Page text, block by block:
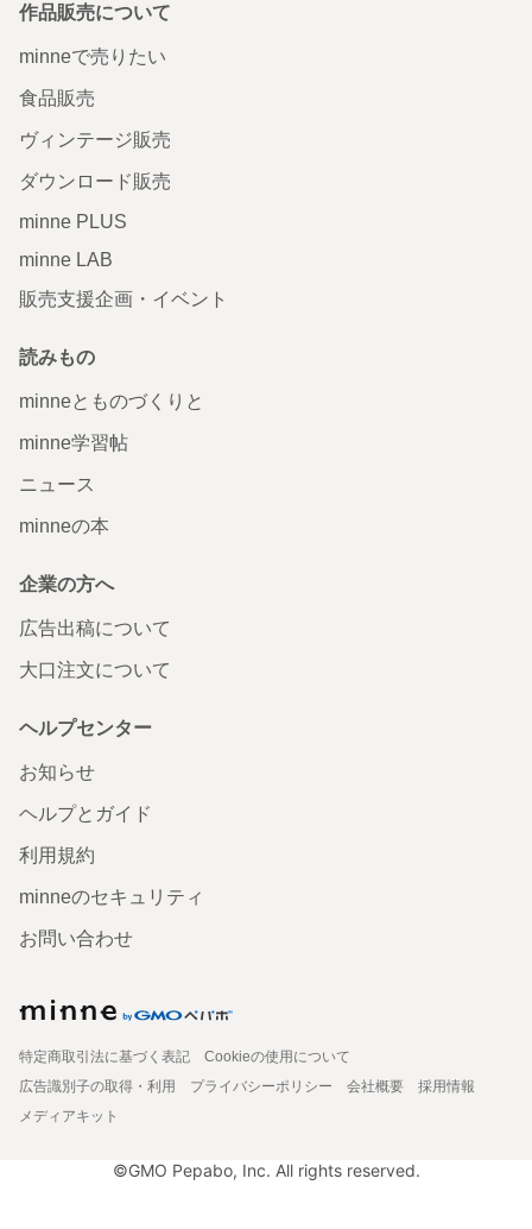
作品販売について
minneで売りたい
食品販売
ヴィンテージ販売
ダウンロード販売
minne PLUS
minne LAB
販売支援企画・イベント
読みもの
minneとものづくりと
minne学習帖
ニュース
minneの本
企業の方へ
広告出稿について
大口注文について
ヘルプセンター
お知らせ
ヘルプとガイド
利用規約
minneのセキュリティ
お問い合わせ
特定商取引法に基づく表記
Cookieの使用について
広告識別子の取得・利用
プライバシーポリシー 会社概要
採用情報
メディアキット
©GMO Pepabo, Inc. All rights reserved.